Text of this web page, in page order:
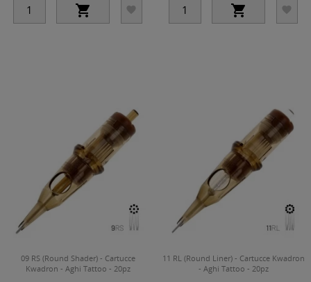
   
09 RS (Round Shader) - Cartucce
Kwadron - Aghi Tattoo - 20pz
11 RL (Round Liner) - Cartucce Kwadron
- Aghi Tattoo - 20pz